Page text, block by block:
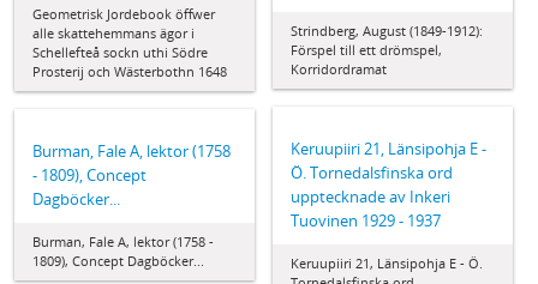
Geometrisk Jordebook öffwer
alle skattehemmans ägor i
Schellefteå sockn uthi Södre
Prosterij och Wästerbothn 1648
Strindberg, August (1849-1912):
Förspel till ett drömspel,
Korridordramat
Keruupiiri 21, Länsipohja E -
Ö. Tornedalsfinska ord
upptecknade av Inkeri
Tuovinen 1929 - 1937
Keruupiiri 21, Länsipohja E - Ö.
Burman, Fale A, lektor (1758
- 1809), Concept
Dagböcker...
Burman, Fale A, lektor (1758 -
1809), Concept Dagböcker...